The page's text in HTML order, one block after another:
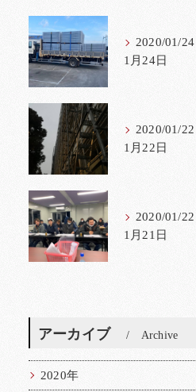
2020/01/24
1月24日
2020/01/22
1月22日
2020/01/22
1月21日
アーカイブ Archive
2020年